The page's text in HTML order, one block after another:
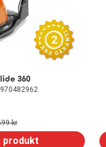
2
360
kr
produkt